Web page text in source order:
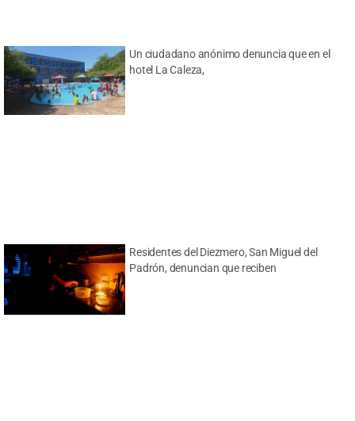
Un ciudadano anónimo denuncia que en el
hotel La Caleza,
Residentes del Diezmero, San Miguel del
Padrón, denuncian que reciben